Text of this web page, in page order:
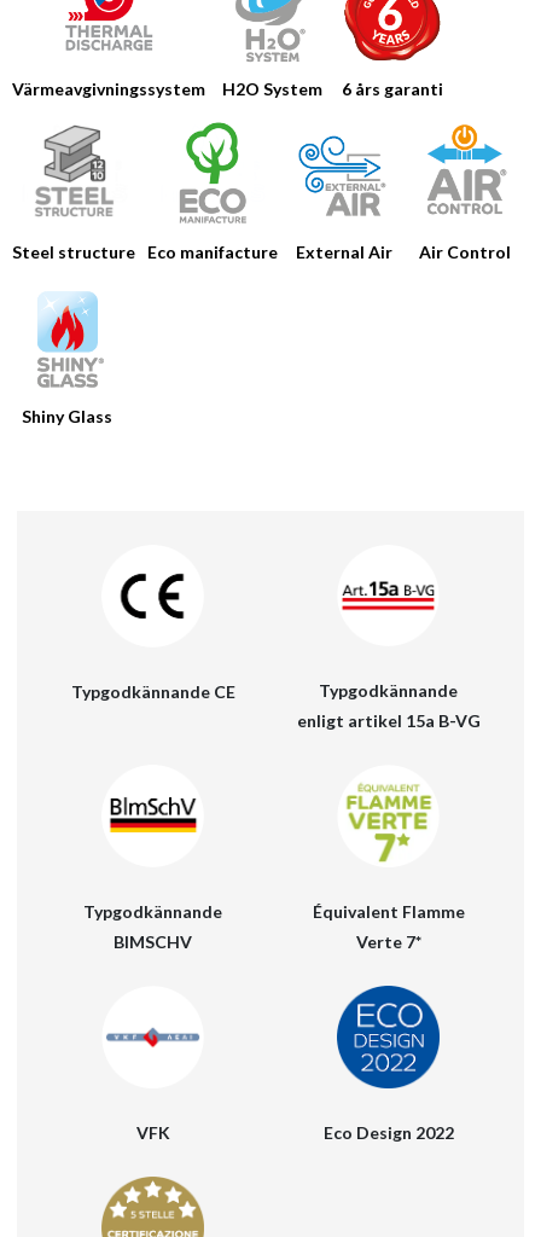
FÖRETAGET
PRODUKTER
VERKTYG
KONTAKTER
Värmeavgivningssystem H2O System 6 års garanti
Steel structure Eco manifacture External Air Air Control
Shiny Glass
Typgodkännande CE
Typgodkännande
enligt artikel 15a B-VG
Typgodkännande
BIMSCHV
Équivalent Flamme
Verte 7*
VFK Eco Design 2022